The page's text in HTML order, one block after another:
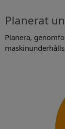
Planerat
Planera,